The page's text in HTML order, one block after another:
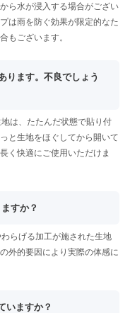
ら水が浸入する場合がござい
は雨を防ぐ効果が限定的なた
もございます。
ります。不良でしょう
は、たたんだ状態で貼り付
と生地をほぐしてから開いて
く快適にご使用いただけま
すか？
らげる加工が施された生地
外的要因により実際の体感に
いますか？